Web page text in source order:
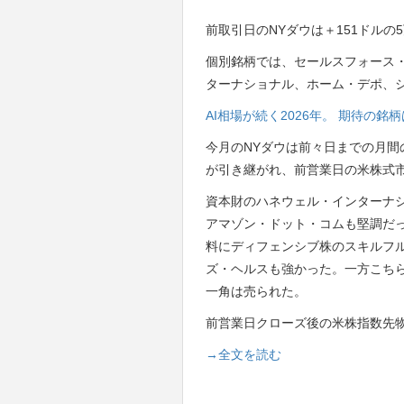
前取引日のNYダウは＋151ドルの
個別銘柄では、セールスフォース
ターナショナル、ホーム・デポ、
AI相場が続く2026年。 期待の銘
今月のNYダウは前々日までの月
が引き継がれ、前営業日の米株式
資本財のハネウェル・インターナ
アマゾン・ドット・コムも堅調だ
料にディフェンシブ株のスキルフ
ズ・ヘルスも強かった。一方こち
一角は売られた。
前営業日クローズ後の米株指数先
→全文を読む